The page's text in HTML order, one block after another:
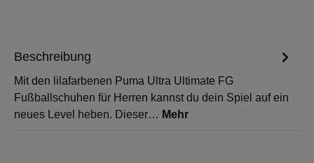
Beschreibung
Mit den lilafarbenen Puma Ultra Ultimate FG
Fußballschuhen für Herren kannst du dein Spiel auf ein
neues Level heben. Dieser… Mehr